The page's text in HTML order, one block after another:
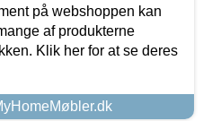
på webshoppen kan
af produkterne
Klik her for at se deres